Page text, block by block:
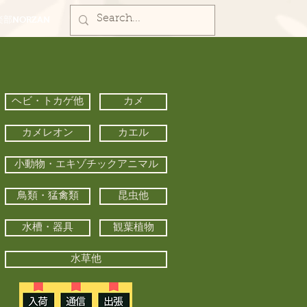
ヘビ・トカゲ他 カメ
カメレオン カエル
小動物・エキゾチックアニマル
鳥類・猛禽類 昆虫他
水槽・器具 観葉植物
水草他